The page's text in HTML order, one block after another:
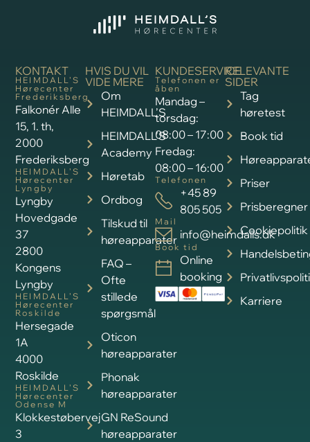
KONTAKT
HEIMDALL’S
Hørecenter
Frederiksberg
Falkonér Alle
15, 1. th,
2000
Frederiksberg
HEIMDALL’S
Hørecenter
Lyngby
Lyngby
Hovedgade
37
2800
Kongens
Lyngby
HEIMDALL’S
Hørecenter
Roskilde
Hersegade
1A
4000
Roskilde
HEIMDALL’S
Hørecenter
Odense M
Klokkestøbervej
3
RELEVANTE
SIDER
Tag
høretest
Book tid
Priser
Prisberegner
Cookiepolitik
Karriere
HVIS DU VIL
VIDE MERE
Om
HEIMDALL’S
HEIMDALL’S
Academy
Høretab
Ordbog
Tilskud til
høreapparater
FAQ –
Ofte
stillede
spørgsmål
Oticon
høreapparater
Phonak
høreapparater
GN ReSound
høreapparater
KUNDESERVICE
Telefonen er
åben
Mandag –
torsdag:
08:00 – 17:00
Fredag:
08:00 – 16:00
Telefonen
+45 89
805 505
Mail
info@heimdalls.dk
Book tid
Online
booking